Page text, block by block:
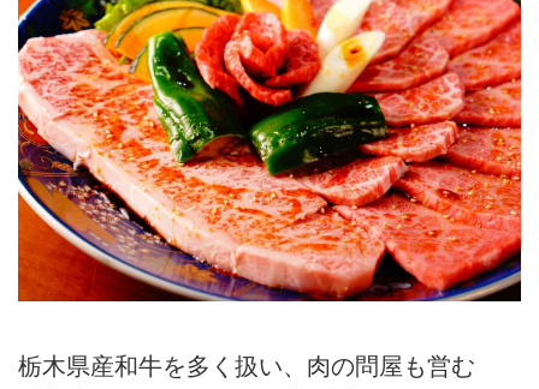
栃木県産和牛を多く扱い、肉の問屋も営む